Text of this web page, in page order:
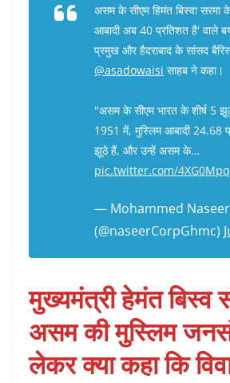
असम के सीएम हिमंत बिस्वा
आबादी अब 40 प्रतिशत है' वाले
प्रमुख और हैदराबाद के सांसद
@asadowaisi साहब ने कहा।
"असम के सीएम भारत के शीर्ष 5
1951 में, मुस्लिम आबादी 24.68
झूठे हैं, और उन्हें असम के…
pic.twitter.com/
— Mohammed
(@naseerCorpGhmc)
मुख्यमंत्री हेमंत बिस्व
असम की मुस्लिम
लेकर क्या कहा कि